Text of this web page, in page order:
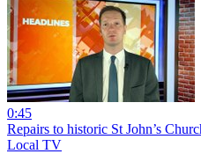
0:45
Repairs to historic St John’s
Local TV